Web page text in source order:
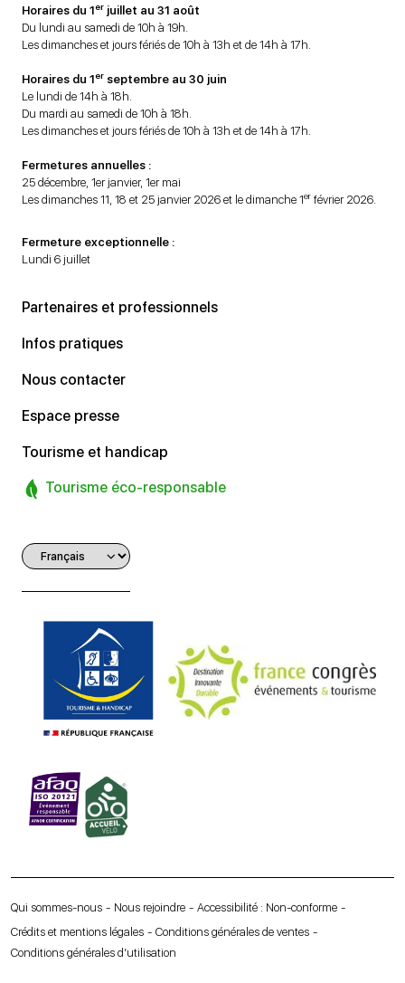
Horaires du 1er juillet au 31 août
Du lundi au samedi de 10h à 19h.
Les dimanches et jours fériés de 10h à 13h et de 14h à 17h.
Horaires du 1er septembre au 30 juin
Le lundi de 14h à 18h.
Du mardi au samedi de 10h à 18h.
Les dimanches et jours fériés de 10h à 13h et de 14h à 17h.
Fermetures annuelles :
25 décembre, 1er janvier, 1er mai
Les dimanches 11, 18 et 25 janvier 2026 et le dimanche 1er février 2026.
Fermeture exceptionnelle :
Lundi 6 juillet
Partenaires et professionnels
Infos pratiques
Nous contacter
Espace presse
Tourisme et handicap
Tourisme éco-responsable
Qui sommes-nous Nous rejoindre
Accessibilité : Non-conforme
Crédits et mentions légales
Conditions générales de ventes
Conditions générales d’utilisation